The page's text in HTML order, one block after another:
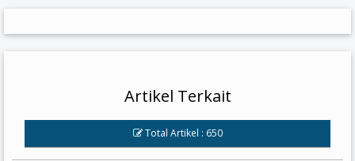
Artikel Terkait
Total Artikel : 650